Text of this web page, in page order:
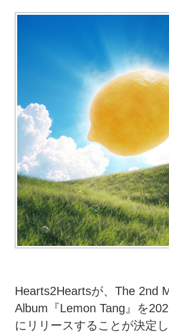
Hearts2Heartsが、The 2nd
Album『Lemon Tang』を
にリリースすることが決定し